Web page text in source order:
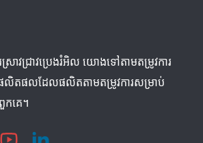
រស្រាវជ្រាវប្រេងរំអិល យោងទៅតាមតម្រូវការ
លិតផលដែលផលិតតាមតម្រូវការសម្រាប់
កគេ។